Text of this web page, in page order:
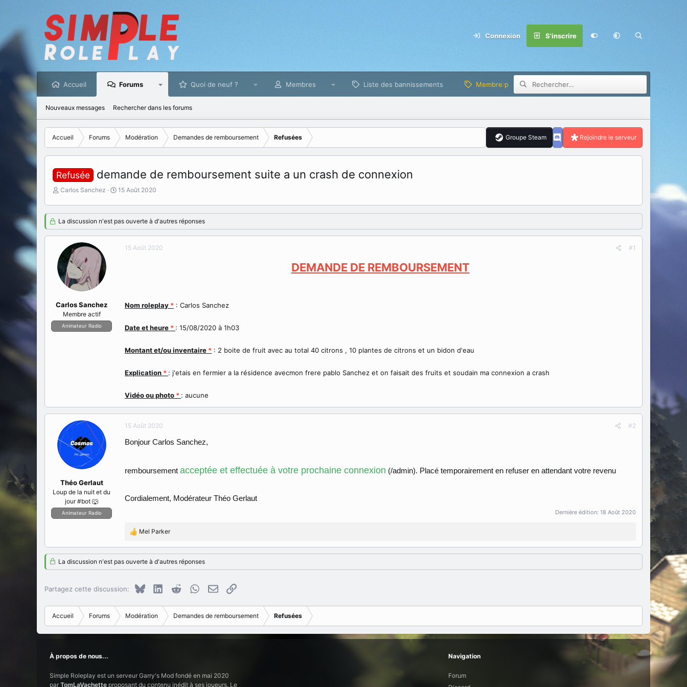
Connexion S'inscrire
Accueil Forums Quoi de neuf ? Membres Liste des bannissements Membre privilège
Nouveaux messages Rechercher dans les forums
Accueil Forums Modération Demandes de remboursement Refusées Groupe Steam Rejoindre le serveur
Refusée demande de remboursement suite a un crash de connexion
I
i
a
e
u
d
a
Carlos Sanchez
D
t
e
15 Août 2020
La discussion n'est pas ouverte à d'autres réponses
Carlos Sanchez
Membre actif
Animateur Radio
15 Août 2020 #1
DEMANDE DE REMBOURSEMENT
Nom roleplay * : Carlos Sanchez
Date et heure * : 15/08/2020 à 1h03
Montant et/ou inventaire * : 2 boite de fruit avec au total 40 citrons , 10 plantes de citrons et un bidon d'eau
Explication * : j'etais en fermier a la résidence avecmon frere pablo Sanchez et on faisait des fruits et soudain ma connexion a crash
Vidéo ou photo * : aucune
Théo Gerlaut
Loup de la nuit et du
jour #bot 🐺
Animateur Radio
15 Août 2020 #2
Bonjour Carlos Sanchez,
remboursement acceptée et effectuée à votre prochaine connexion (/admin). Placé temporairement en refuser en attendant votre revenu
Cordialement, Modérateur Théo Gerlaut
Dernière édition: 18 Août 2020
R
a
c
t
s
:
Mel Parker
La discussion n'est pas ouverte à d'autres réponses
Partagez cette discussion: Bluesky LinkedInRedditWhatsApp
E-mailCopier le lien
Accueil Forums Modération Demandes de remboursement Refusées
À propos de nous...
Simple Roleplay est un serveur Garry's Mod fondé en mai 2020
par TomLaVachette proposant du contenu inédit à ses joueurs. Le
Navigation
Forum